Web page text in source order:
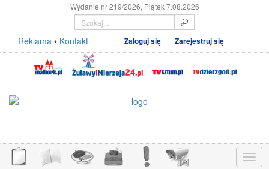
Wydanie nr 219/2026, Piątek 7.08.2026
Reklama • Kontakt Zaloguj się Zarejestruj się
Menu